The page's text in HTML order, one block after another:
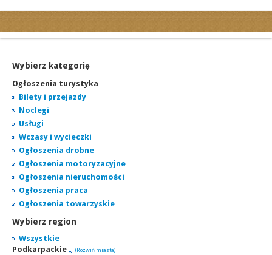
Ogłoszenia motoryzacyjne
Ogłoszenia nieruchomości
Ogłoszenia praca
Ogłoszenia turystyka
Ogłoszenia towarzyskie
Regiony
miasta...
Wybierz kategorię
Ogłoszenia turystyka
Bilety i przejazdy
Noclegi
Usługi
Wczasy i wycieczki
Ogłoszenia drobne
Ogłoszenia motoryzacyjne
Ogłoszenia nieruchomości
Ogłoszenia praca
Ogłoszenia towarzyskie
Wybierz region
Wszystkie
Podkarpackie
(Rozwiń miasta)